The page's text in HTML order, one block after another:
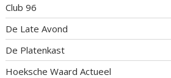
Club 96
De Late Avond
De Platenkast
Hoeksche Waard Actueel